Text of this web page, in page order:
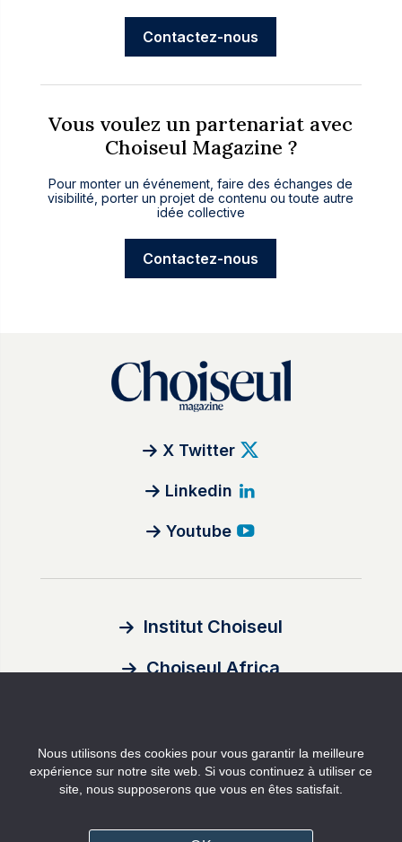
Contactez-nous
Vous voulez un partenariat avec
Choiseul Magazine ?
Pour monter un événement, faire des échanges de
visibilité, porter un projet de contenu ou toute autre
idée collective
Contactez-nous
X Twitter
Linkedin
Youtube
Institut Choiseul
Choiseul Africa
Auteurs
Nous utilisons des cookies pour vous garantir la meilleure
expérience sur notre site web. Si vous continuez à utiliser ce
site, nous supposerons que vous en êtes satisfait.